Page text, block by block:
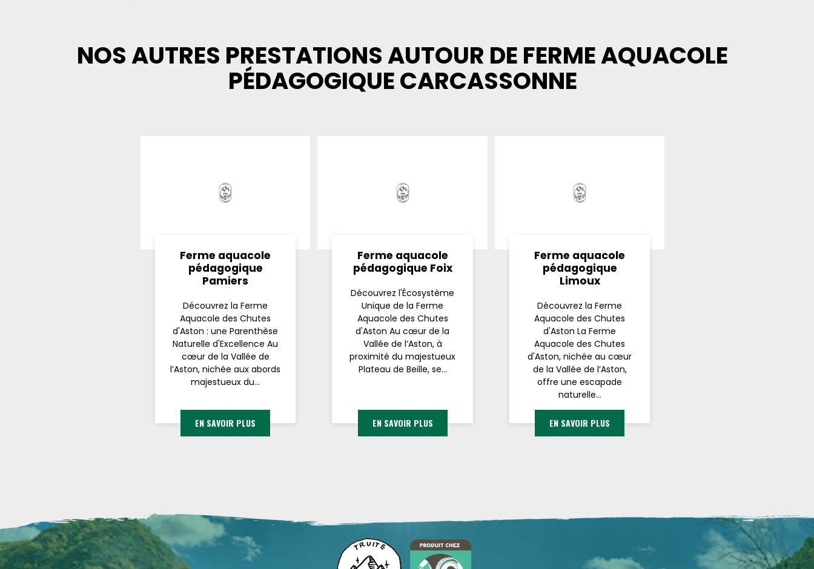
NOS AUTRES PRESTATIONS AUTOUR DE FERME AQUACOLE
PÉDAGOGIQUE CARCASSONNE
Ferme aquacole
pédagogique
Pamiers
Découvrez la Ferme
Aquacole des Chutes
d'Aston : une Parenthèse
Naturelle d'Excellence Au
cœur de la Vallée de
l’Aston, nichée aux abords
majestueux du...
EN SAVOIR PLUS
Ferme aquacole
pédagogique Foix
Découvrez l'Écosystème
Unique de la Ferme
Aquacole des Chutes
d'Aston Au cœur de la
Vallée de l’Aston, à
proximité du majestueux
Plateau de Beille, se...
EN SAVOIR PLUS
Ferme aquacole
pédagogique
Limoux
Découvrez la Ferme
Aquacole des Chutes
d'Aston La Ferme
Aquacole des Chutes
d'Aston, nichée au cœur
de la Vallée de l’Aston,
offre une escapade
naturelle...
EN SAVOIR PLUS